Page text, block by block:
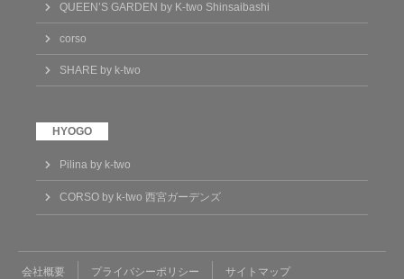
QUEEN’S GARDEN by K-two Shinsaibashi
corso
SHARE by k-two
Pilina by k-two
CORSO by k-two 西宮ガーデンズ
会社概要 プライバシーポリシー サイトマップ